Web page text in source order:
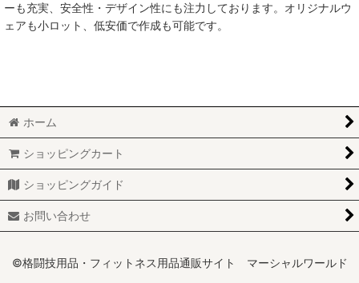
ヌンチャク
ーも充実、安全性・デザイン性にも注力しております。オリジナルウ
ェアも小ロット、低安価で作成も可能です。
ホーム
ショッピングカート
ショッピングガイド
お問い合わせ
©格闘技用品・フィットネス用品通販サイト マーシャルワールド